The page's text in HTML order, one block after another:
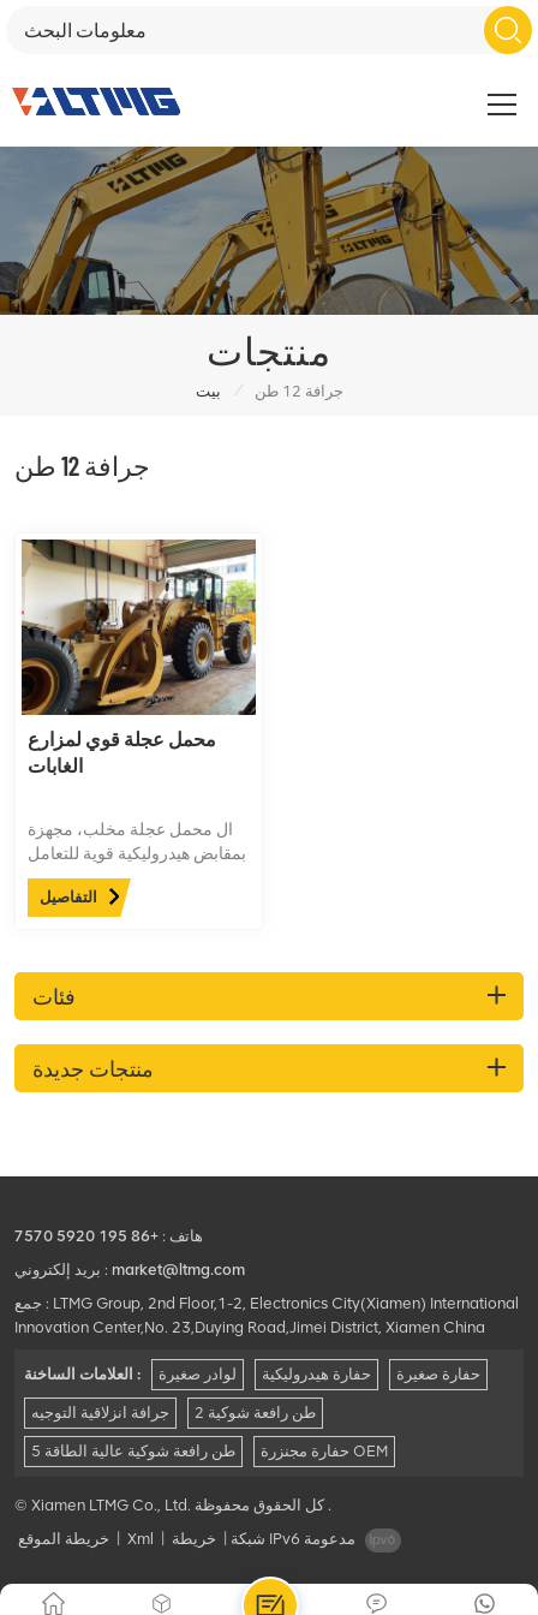
منتجات
بيت / جرافة 12 طن
جرافة 12 طن
محمل عجلة قوي لمزارع
الغابات
ال محمل عجلة مخلب، مجهزة
بمقابض هيدروليكية قوية للتعامل
بكفاءة مع مجموعة متنوعة من
المواد، مما يوفر إنتاجية وأداءً
التفاصيل
فئات
منتجات جديدة
هاتف : +86 195 5920 7570
بريد إلكتروني : market@ltmg.com
جمع : LTMG Group, 2nd Floor,1-2, Electronics City(Xiamen) International
Innovation Center,No. 23,Duying Road,Jimei District, Xiamen China
العلامات الساخنة : لوادر صغيرة حفارة هيدروليكية حفارة صغيرة
جرافة انزلاقية التوجيه 2 طن رافعة شوكية
5 طن رافعة شوكية عالية الطاقة حفارة مجنزرة OEM
© Xiamen LTMG Co., Ltd. كل الحقوق محفوظة .
خريطة الموقع
Xml خريطة